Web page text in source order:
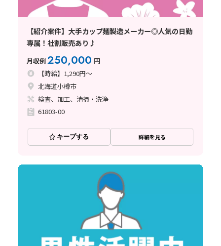
【紹介案件】大手カップ麺製造メーカー◎人気の日勤
専属！社割販売あり♪
月収例250,000 円
【時給】1,290円～
北海道小樽市
検査、加工、清掃・洗浄
61803-00
キープする 詳細を見る